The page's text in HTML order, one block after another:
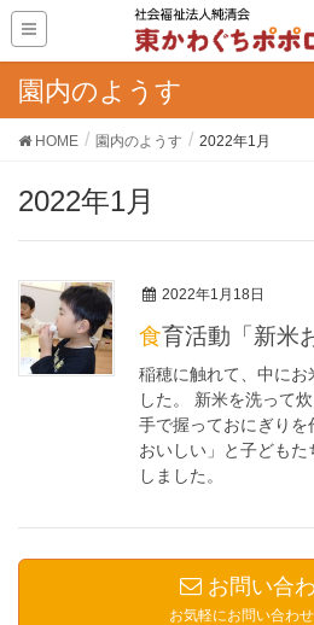
園内のようす
HOME 園内のようす 2022年1月
2022年1月
2022年1月18日
食育活動「新米
稲穂に触れて、中にお
した。 新米を洗って
手で握っておにぎりを
おいしい」と子ども
しました。
お問い合
お気軽にお問い合わ